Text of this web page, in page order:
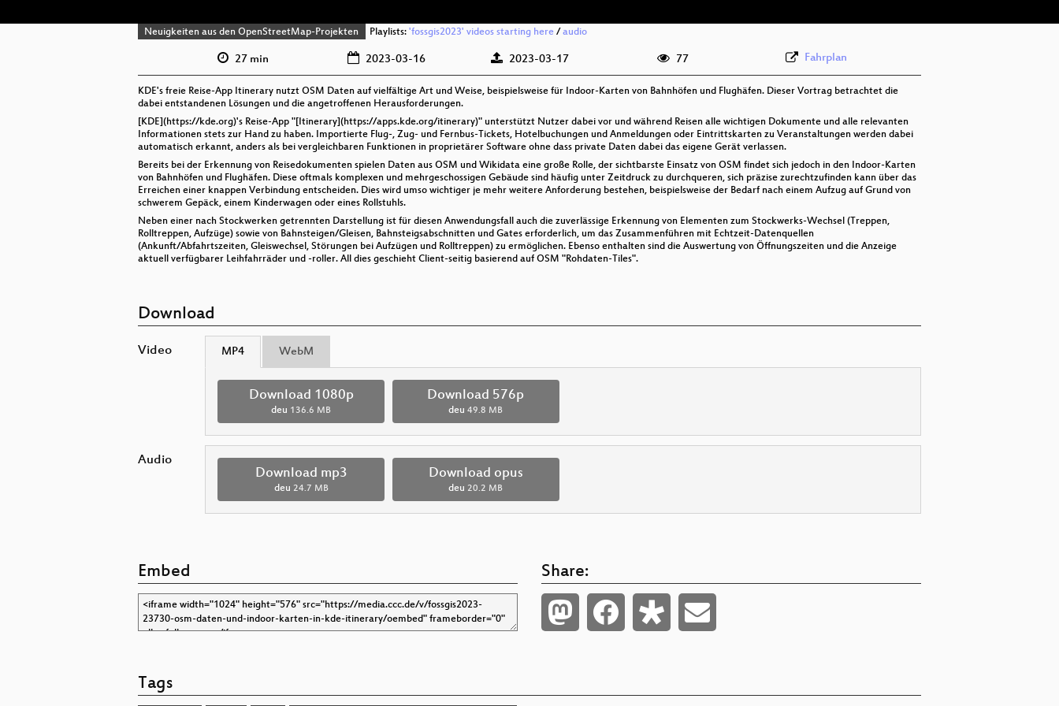
Neuigkeiten aus den OpenStreetMap-Projekten Playlists: 'fossgis2023' videos starting here/ audio
27 min 2023-03-16 2023-03-17 77 Fahrplan
KDE's freie Reise-App Itinerary nutzt OSM Daten auf vielfältige Art und Weise, beispielsweise für Indoor-Karten von Bahnhöfen und Flughäfen. Dieser Vortrag betrachtet die
dabei entstandenen Lösungen und die angetroffenen Herausforderungen.
[KDE](https://kde.org)'s Reise-App "[Itinerary](https://apps.kde.org/itinerary)" unterstützt Nutzer dabei vor und während Reisen alle wichtigen Dokumente und alle relevanten
Informationen stets zur Hand zu haben. Importierte Flug-, Zug- und Fernbus-Tickets, Hotelbuchungen und Anmeldungen oder Eintrittskarten zu Veranstaltungen werden dabei
automatisch erkannt, anders als bei vergleichbaren Funktionen in proprietärer Software ohne dass private Daten dabei das eigene Gerät verlassen.
Bereits bei der Erkennung von Reisedokumenten spielen Daten aus OSM und Wikidata eine große Rolle, der sichtbarste Einsatz von OSM findet sich jedoch in den Indoor-Karten
von Bahnhöfen und Flughäfen. Diese oftmals komplexen und mehrgeschossigen Gebäude sind häufig unter Zeitdruck zu durchqueren, sich präzise zurechtzufinden kann über das
Erreichen einer knappen Verbindung entscheiden. Dies wird umso wichtiger je mehr weitere Anforderung bestehen, beispielsweise der Bedarf nach einem Aufzug auf Grund von
schwerem Gepäck, einem Kinderwagen oder eines Rollstuhls.
Neben einer nach Stockwerken getrennten Darstellung ist für diesen Anwendungsfall auch die zuverlässige Erkennung von Elementen zum Stockwerks-Wechsel (Treppen,
Rolltreppen, Aufzüge) sowie von Bahnsteigen/Gleisen, Bahnsteigsabschnitten und Gates erforderlich, um das Zusammenführen mit Echtzeit-Datenquellen
(Ankunft/Abfahrtszeiten, Gleiswechsel, Störungen bei Aufzügen und Rolltreppen) zu ermöglichen. Ebenso enthalten sind die Auswertung von Öffnungszeiten und die Anzeige
aktuell verfügbarer Leihfahrräder und -roller. All dies geschieht Client-seitig basierend auf OSM "Rohdaten-Tiles".
Download
Video MP4 WebM
Download 1080p
deu 136.6 MB
Download 576p
deu 49.8 MB
Audio
Download mp3
deu 24.7 MB
Download opus
deu 20.2 MB
Embed Share:
Tags